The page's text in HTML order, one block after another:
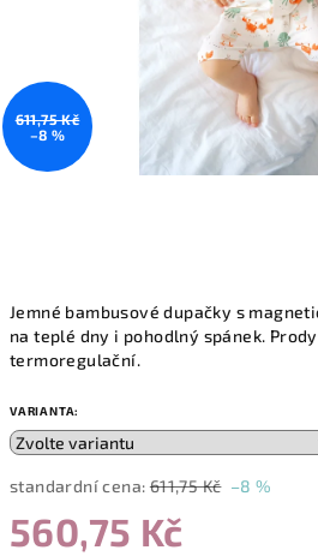
Jemné bambusové dupačky s
na teplé dny i pohodlný spánek.
termoregulační.
VARIANTA:
standardní cena: 611,75 Kč –8 %
560,75 Kč
611,75 Kč
–8 %